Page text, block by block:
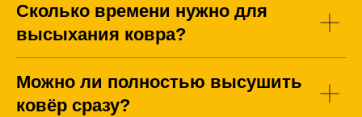
Сколько времени нужно для
высыхания ковра?
Можно ли полностью высушить
ковёр сразу?